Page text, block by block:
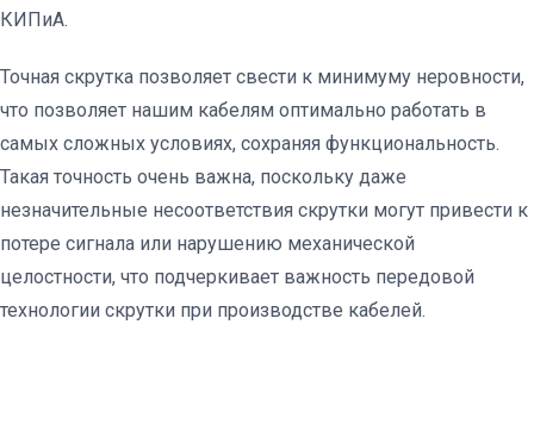
КИПиА.
Точная скрутка позволяет свести к минимуму неровности,
что позволяет нашим кабелям оптимально работать в
самых сложных условиях, сохраняя функциональность.
Такая точность очень важна, поскольку даже
незначительные несоответствия скрутки могут привести к
потере сигнала или нарушению механической
целостности, что подчеркивает важность передовой
технологии скрутки при производстве кабелей.